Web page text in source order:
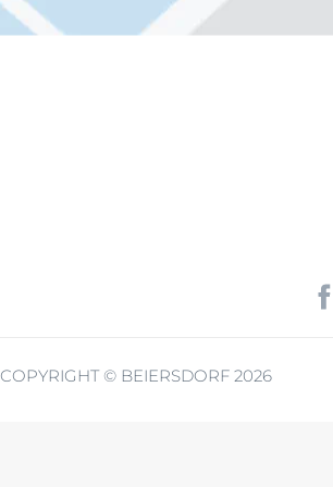
COPYRIGHT © BEIERSDORF 2026